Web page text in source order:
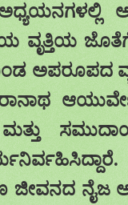
ಅಧ್ಯಯನಗಳಲ್ಲಿ
ವೃತ್ತಿಯ
ಅಪರೂಪದ
ಜೀವನದ ನೈಜ